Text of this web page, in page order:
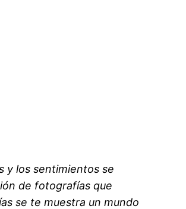
y los sentimientos se
de fotografías que
se te muestra un mundo